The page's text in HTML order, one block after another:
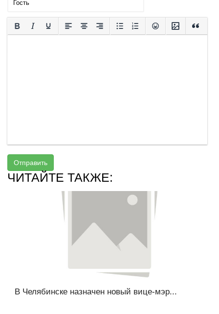
Отправить
ЧИТАЙТЕ ТАКЖЕ:
В Челябинске назначен новый вице-мэр...